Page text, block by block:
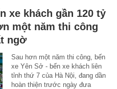
xe khách gần 120 tỷ
một năm thi công
ngờ
Sau hơn một năm thi công, bến
xe Yên Sở - bến xe khách liên
tỉnh thứ 7 của Hà Nội, đang dần
hoàn thiện trước ngày đưa